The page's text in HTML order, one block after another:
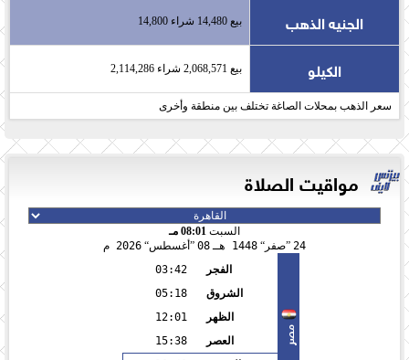
الجنيه الذهب بيع 14,480 شراء 14,800
الكيلو بيع 2,068,571 شراء 2,114,286
سعر الذهب بمحلات الصاغة تختلف بين منطقة وأخرى
مواقيت الصلاة
السبت 08:01 مـ
24
صفر 1448 هـ 08 أغسطس 2026 م
مصر
الفجر
03:42
الشروق
05:18
الظهر
12:01
العصر
15:38